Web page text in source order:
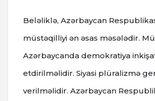
Beləliklə, Azərbaycan
müstəqilliyi ən əsas məsələdir.
Azərbaycanda demokratiya
etdirilməlidir. Siyasi plüralizmə
verilməlidir. Azərbaycan